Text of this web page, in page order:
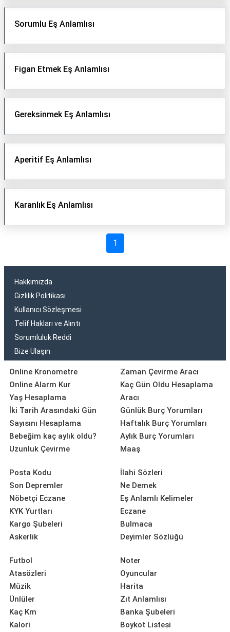
Sorumlu Eş Anlamlısı
Figan Etmek Eş Anlamlısı
Gereksinmek Eş Anlamlısı
Aperitif Eş Anlamlısı
Karanlık Eş Anlamlısı
1
Hakkımızda
Gizlilik Politikası
Kullanıcı Sözleşmesi
Telif Hakları ve Alıntı
Sorumluluk Reddi
Bize Ulaşın
Online Kronometre
Online Alarm Kur
Yaş Hesaplama
İki Tarih Arasındaki Gün
Sayısını Hesaplama
Bebeğim kaç aylık oldu?
Uzunluk Çevirme
Zaman Çevirme Aracı
Kaç Gün Oldu Hesaplama
Aracı
Günlük Burç Yorumları
Haftalık Burç Yorumları
Aylık Burç Yorumları
Maaş
Posta Kodu
Son Depremler
Nöbetçi Eczane
KYK Yurtları
Kargo Şubeleri
Askerlik
İlahi Sözleri
Ne Demek
Eş Anlamlı Kelimeler
Eczane
Bulmaca
Deyimler Sözlüğü
Futbol
Atasözleri
Müzik
Ünlüler
Kaç Km
Kalori
Noter
Oyuncular
Harita
Zıt Anlamlısı
Banka Şubeleri
Boykot Listesi